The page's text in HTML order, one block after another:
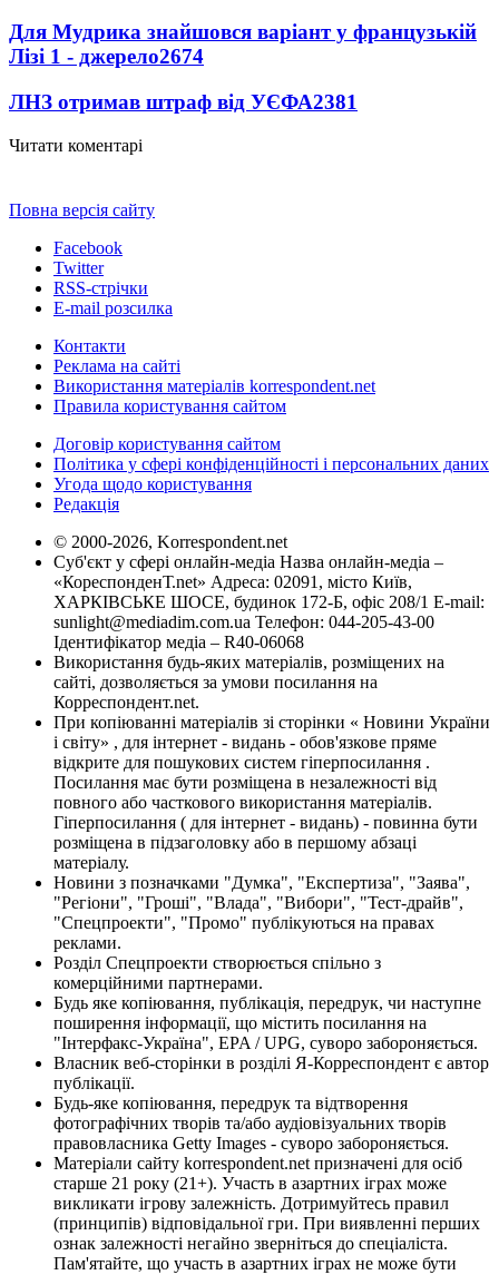
Для Мудрика знайшовся варіант у французькій
Лізі 1 - джерело2674
ЛНЗ отримав штраф від УЄФА2381
Читати коментарі
Повна версія сайту
Facebook
Twitter
RSS-стрічки
E-mail розсилка
Контакти
Реклама на сайті
Використання матеріалів korrespondent.net
Правила користування сайтом
Договір користування сайтом
Політика у сфері конфіденційності і персональних даних
Угода щодо користування
Редакція
© 2000-2026, Korrespondent.net
Суб'єкт у сфері онлайн-медіа Назва онлайн-медіа –
«КореспонденТ.net» Адреса: 02091, місто Київ,
ХАРКІВСЬКЕ ШОСЕ, будинок 172-Б, офіс 208/1 E-mail:
sunlight@mediadim.com.ua Телефон: 044-205-43-00
Ідентифікатор медіа – R40-06068
Використання будь-яких матеріалів, розміщених на
сайті, дозволяється за умови посилання на
Корреспондент.net.
При копіюванні матеріалів зі сторінки « Новини України
і світу» , для інтернет - видань - обов'язкове пряме
відкрите для пошукових систем гіперпосилання .
Посилання має бути розміщена в незалежності від
повного або часткового використання матеріалів.
Гіперпосилання ( для інтернет - видань) - повинна бути
розміщена в підзаголовку або в першому абзаці
матеріалу.
Новини з позначками "Думка", "Експертиза", "Заява",
"Регіони", "Гроші", "Влада", "Вибори", "Тест-драйв",
"Спецпроекти", "Промо" публікуються на правах
реклами.
Розділ Спецпроекти створюється спільно з
комерційними партнерами.
Будь яке копіювання, публікація, передрук, чи наступне
поширення інформації, що містить посилання на
"Інтерфакс-Україна", EPA / UPG, суворо забороняється.
Власник веб-сторінки в розділі Я-Корреспондент є автор
публікації.
Будь-яке копіювання, передрук та відтворення
фотографічних творів та/або аудіовізуальних творів
правовласника Getty Images - суворо забороняється.
Матеріали сайту korrespondent.net призначені для осіб
старше 21 року (21+). Участь в азартних іграх може
викликати ігрову залежність. Дотримуйтесь правил
(принципів) відповідальної гри. При виявленні перших
ознак залежності негайно зверніться до спеціаліста.
Пам'ятайте, що участь в азартних іграх не може бути